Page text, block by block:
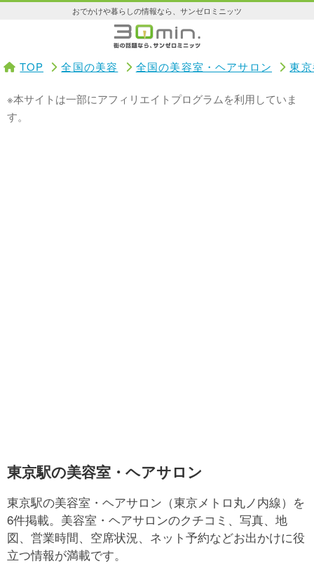
おでかけや暮らしの情報なら、サンゼロミニッツ
TOP 全国の美容 全国の美容室・ヘアサロン 東
※本サイトは一部にアフィリエイトプログラムを利用していま
す。
東京駅の美容室・ヘアサロン
東京駅の美容室・ヘアサロン（東京メトロ丸ノ内線）を
6件掲載。美容室・ヘアサロンのクチコミ、写真、地
図、営業時間、空席状況、ネット予約などお出かけに役
立つ情報が満載です。